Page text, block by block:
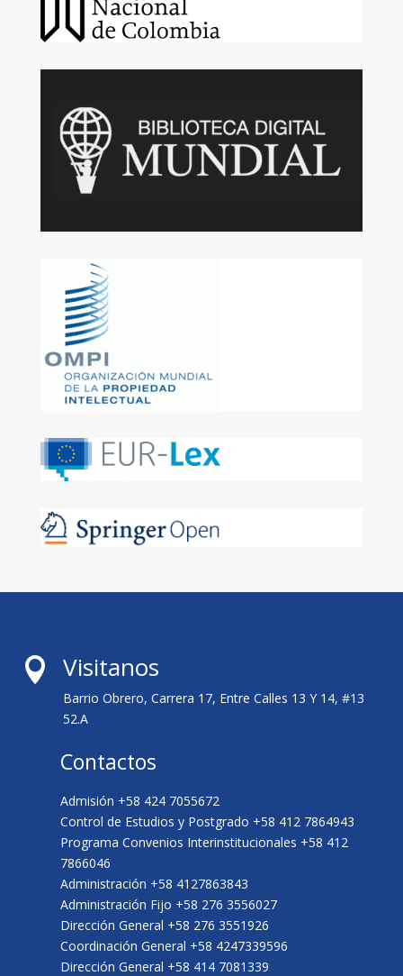
 Visitanos
Barrio Obrero, Carrera 17, Entre Calles 13 Y 14, #13
52.A
Contactos
Admisión +58 424 7055672
Control de Estudios y Postgrado +58 412 7864943
Programa Convenios Interinstitucionales +58 412
7866046
Administración +58 4127863843
Administración Fijo +58 276 3556027
Dirección General +58 276 3551926
Coordinación General +58 4247339596
Dirección General +58 414 7081339